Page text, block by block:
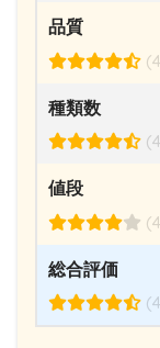
品質
種類数
値段
総合評価